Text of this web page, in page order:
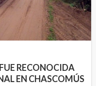
RECONOCIDA
EN CHASCOMÚS